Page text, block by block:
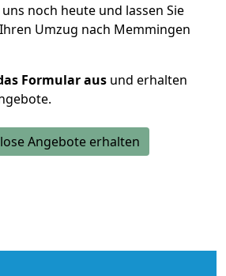
noch heute und lassen Sie
Umzug nach Memmingen
Formular aus und erhalten
Angebote erhalten